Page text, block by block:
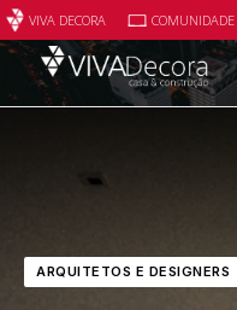
VIVA DECORA COMUNIDADE
ARQUITETOS E DESIGNERS